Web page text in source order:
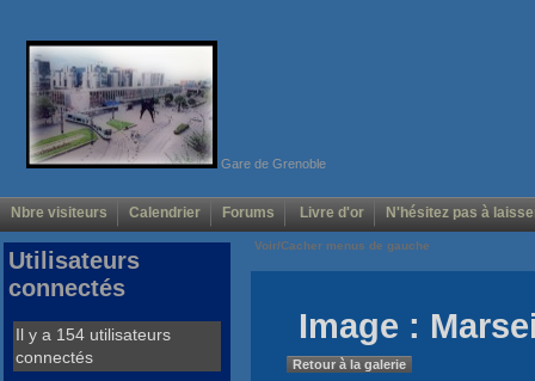
Gare de Grenoble
Nbre visiteurs Calendrier Forums Livre d'or N'hésitez pas à
Voir/Cacher menus de gauche
Image :
Retour à la galerie
Utilisateurs
connectés
Il y a 154 utilisateurs
connectés